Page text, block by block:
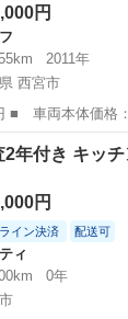
円
2011年
西宮市
： ライフ ■
ＷＤ ナビＴＶ
イフ
2年付き キッ
円
イン決済 配送可
ィ
0年